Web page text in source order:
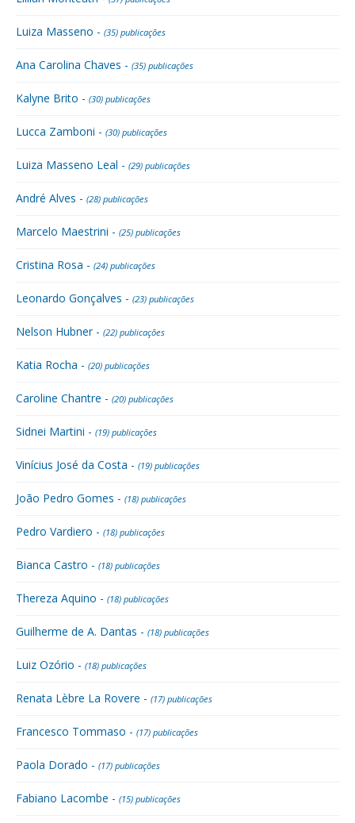
Luiza Masseno - (35) publicações
Ana Carolina Chaves - (35) publicações
Kalyne Brito - (30) publicações
Lucca Zamboni - (30) publicações
Luiza Masseno Leal - (29) publicações
André Alves - (28) publicações
Marcelo Maestrini - (25) publicações
Cristina Rosa - (24) publicações
Leonardo Gonçalves - (23) publicações
Nelson Hubner - (22) publicações
Katia Rocha - (20) publicações
Caroline Chantre - (20) publicações
Sidnei Martini - (19) publicações
Vinícius José da Costa - (19) publicações
João Pedro Gomes - (18) publicações
Pedro Vardiero - (18) publicações
Bianca Castro - (18) publicações
Thereza Aquino - (18) publicações
Guilherme de A. Dantas - (18) publicações
Luiz Ozório - (18) publicações
Renata Lèbre La Rovere - (17) publicações
Francesco Tommaso - (17) publicações
Paola Dorado - (17) publicações
Fabiano Lacombe - (15) publicações